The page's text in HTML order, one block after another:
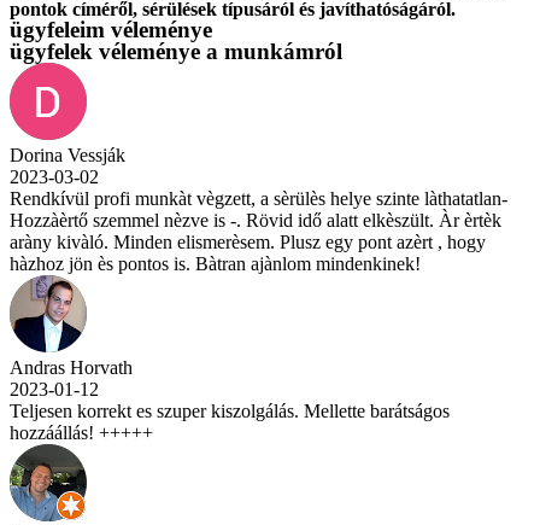
pontok címéről, sérülések típusáról és javíthatóságáról.
ügyfeleim véleménye
ügyfelek véleménye a munkámról
Dorina Vessják
2023-03-02
Rendkívül profi munkàt vègzett, a sèrülès helye szinte làthatatlan-
Hozzàèrtő szemmel nèzve is -. Rövid idő alatt elkèszült. Àr èrtèk
aràny kivàló. Minden elismerèsem. Plusz egy pont azèrt , hogy
hàzhoz jön ès pontos is. Bàtran ajànlom mindenkinek!
Andras Horvath
2023-01-12
Teljesen korrekt es szuper kiszolgálás. Mellette barátságos
hozzáállás! +++++